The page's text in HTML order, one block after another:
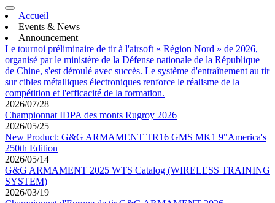
Accueil
Events & News
Announcement
Le tournoi préliminaire de tir à l'airsoft « Région Nord » de 2026,
organisé par le ministère de la Défense nationale de la République
de Chine, s'est déroulé avec succès. Le système d'entraînement au tir
sur cibles métalliques électroniques renforce le réalisme de la
compétition et l'efficacité de la formation.
2026/07/28
Championnat IDPA des monts Rugroy 2026
2026/05/25
New Product: G&G ARMAMENT TR16 GMS MK1 9"America's
250th Edition
2026/05/14
G&G ARMAMENT 2025 WTS Catalog (WIRELESS TRAINING
SYSTEM)
2026/03/19